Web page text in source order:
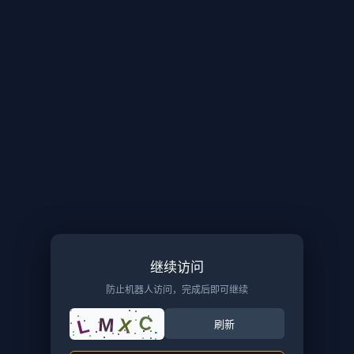
继续访问
防止机器人访问，完成后即可继续
L MX C 刷新